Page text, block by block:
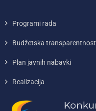
Programi rada
Budžetska transparentnost
Plan javnih nabavki
Realizacija